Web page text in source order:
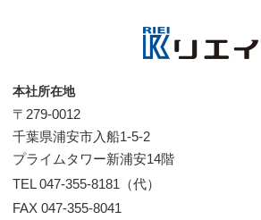
本社所在地
〒279-0012
千葉県浦安市入船1-5-2
プライムタワー新浦安14階
TEL 047-355-8181（代）
FAX 047-355-8041